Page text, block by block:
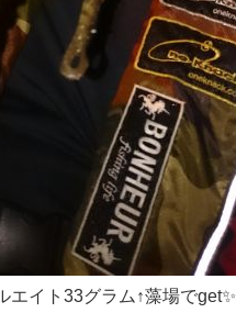
イト33グラム↑藻場でget✨